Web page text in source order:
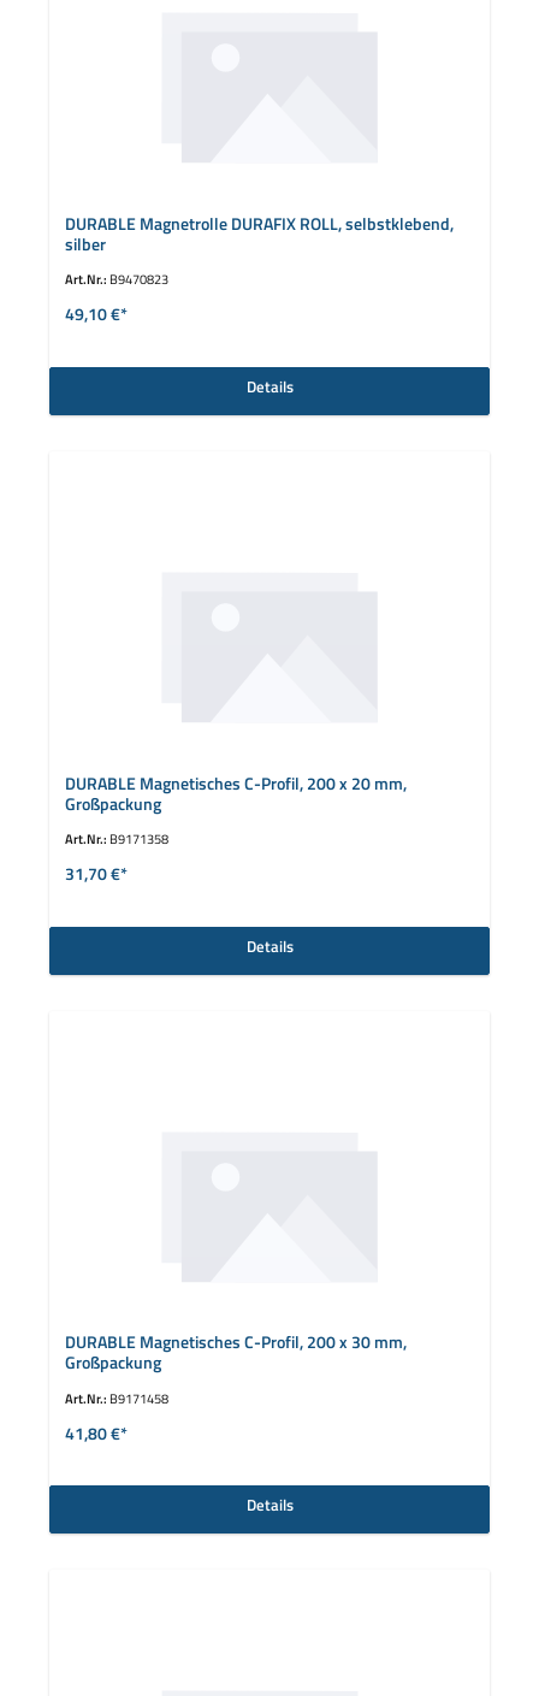
DURABLE Magnetrolle DURAFIX ROLL, selbstklebend,
silber
Art.Nr.: B9470823
49,10 €*
Details
DURABLE Magnetisches C-Profil, 200 x 20 mm,
Großpackung
Art.Nr.: B9171358
31,70 €*
Details
DURABLE Magnetisches C-Profil, 200 x 30 mm,
Großpackung
Art.Nr.: B9171458
41,80 €*
Details